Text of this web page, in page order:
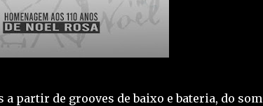
partir de grooves de baixo e bateria, do som